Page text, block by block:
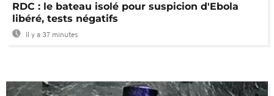
RDC : le bateau isolé pour suspicion d'Ebola
libéré, tests négatifs
Il y a 37 minutes